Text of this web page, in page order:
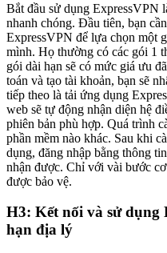
Bắt đầu sử dụng ExpressVPN
nhanh chóng. Đầu tiên, bạn
ExpressVPN để lựa chọn một
mình. Họ thường có các gói 1
gói dài hạn sẽ có mức giá ưu
toán và tạo tài khoản, bạn sẽ
tiếp theo là tải ứng dụng
web sẽ tự động nhận diện hệ
phiên bản phù hợp. Quá trình
phần mềm nào khác. Sau khi
dụng, đăng nhập bằng thông
nhận được. Chỉ với vài bước cơ
được bảo vệ.
H3: Kết nối và sử dụng
hạn địa lý